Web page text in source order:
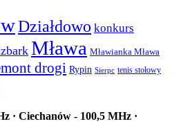
Działdowo konkurs
Mława Mławianka Mława
drogi Rypin Sierpc tenis stołowy
· Ciechanów - 100,5 MHz ·